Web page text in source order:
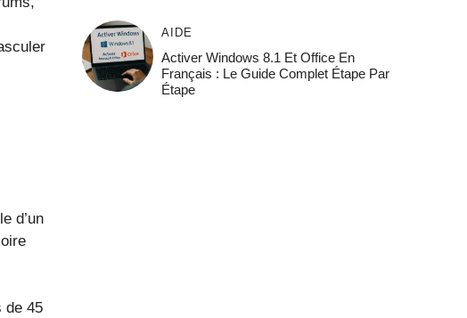
d’un
de 45
AIDE
Activer Windows 8.1 Et Office En
Français : Le Guide Complet Étape Par
Étape